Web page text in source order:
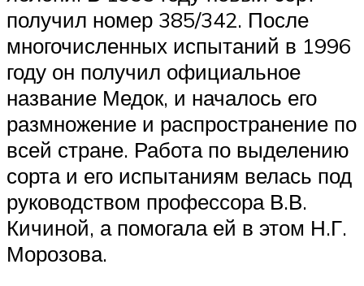
получил номер 385/342. После
многочисленных испытаний в 1996
году он получил официальное
название Медок, и началось его
размножение и распространение по
всей стране. Работа по выделению
сорта и его испытаниям велась под
руководством профессора В.В.
Кичиной, а помогала ей в этом Н.Г.
Морозова.